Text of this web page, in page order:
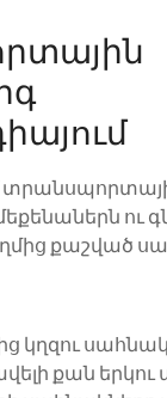
ու
քաշված
կղզու
քան